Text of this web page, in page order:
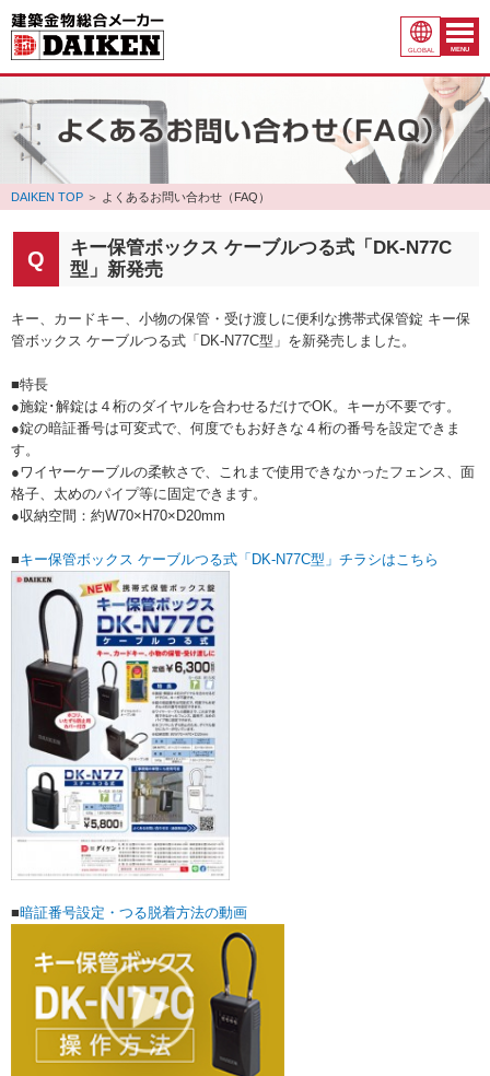
GLOBAL MENU
DAIKEN TOP ＞ よくあるお問い合わせ（FAQ）
キー保管ボックス ケーブルつる式「DK-N77C
型」新発売
キー、カードキー、小物の保管・受け渡しに便利な携帯式保管錠 キー保
管ボックス ケーブルつる式「DK-N77C型」を新発売しました。
■特長
●施錠･解錠は４桁のダイヤルを合わせるだけでOK。キーが不要です。
●錠の暗証番号は可変式で、何度でもお好きな４桁の番号を設定できま
す。
●ワイヤーケーブルの柔軟さで、これまで使用できなかったフェンス、面
格子、太めのパイプ等に固定できます。
●収納空間：約W70×H70×D20mm
■キー保管ボックス ケーブルつる式「DK-N77C型」チラシはこちら
■暗証番号設定・つる脱着方法の動画